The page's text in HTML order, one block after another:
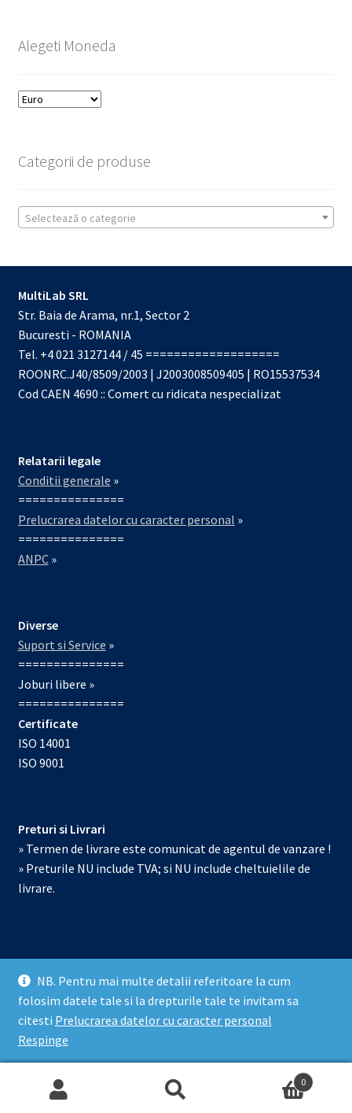
NB. Pentru mai multe detalii referitoare la cum
folosim datele tale si la drepturile tale te invitam sa
citesti Prelucrarea datelor cu caracter personal
Respinge
Alegeti Moneda
Categorii de produse
Selectează o categorie
MultiLab SRL
Str. Baia de Arama, nr.1, Sector 2
Bucuresti - ROMANIA
Tel. +4 021 3127144 / 45 ===================
ROONRC.J40/8509/2003 | J2003008509405 | RO15537534
Cod CAEN 4690 :: Comert cu ridicata nespecializat
Relatarii legale
Conditii generale »
===============
Prelucrarea datelor cu caracter personal »
===============
ANPC»
Diverse
Suport si Service »
===============
Joburi libere »
===============
Certificate
ISO 14001
ISO 9001
Preturi si Livrari
» Termen de livrare este comunicat de agentul de vanzare !
» Preturile NU include TVA; si NU include cheltuielile de
livrare.
© Echipamente de laborator 2026
Prelucrarea datelor cu caracter personal
Construit cu
WooCommerce.
0